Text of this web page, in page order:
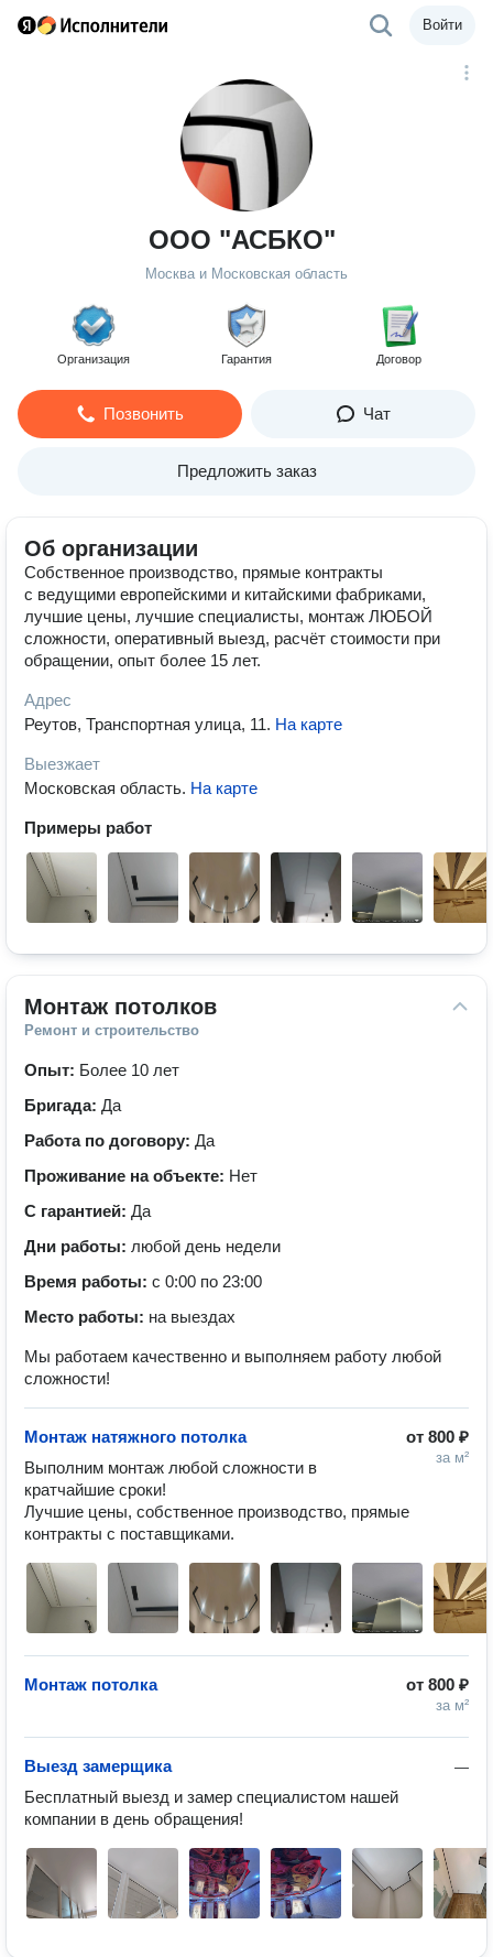
Войти
ООО "АСБКО"
Москва и Московская область
Организация Гарантия Договор
Позвонить Чат
Предложить заказ
Об организации
Собственное производство, прямые контракты
с ведущими европейскими и китайскими фабриками,
лучшие цены, лучшие специалисты, монтаж ЛЮБОЙ
сложности, оперативный выезд, расчёт стоимости при
обращении, опыт более 15 лет.
Адрес
Реутов, Транспортная улица, 11. На карте
Выезжает
Московская область. На карте
Примеры работ
Монтаж потолков
Ремонт и строительство
Опыт: Более 10 лет
Бригада: Да
Работа по договору: Да
Проживание на объекте: Нет
С гарантией: Да
Дни работы: любой день недели
Время работы: с 0:00 по 23:00
Место работы: на выездах
Мы работаем качественно и выполняем работу любой
сложности!
от 800 ₽
за м²
Монтаж натяжного потолка
Выполним монтаж любой сложности в
кратчайшие сроки!
Лучшие цены, собственное производство, прямые
контракты с поставщиками.
от 800 ₽
за м²
Монтаж потолка
—
Выезд замерщика
Бесплатный выезд и замер специалистом нашей
компании в день обращения!